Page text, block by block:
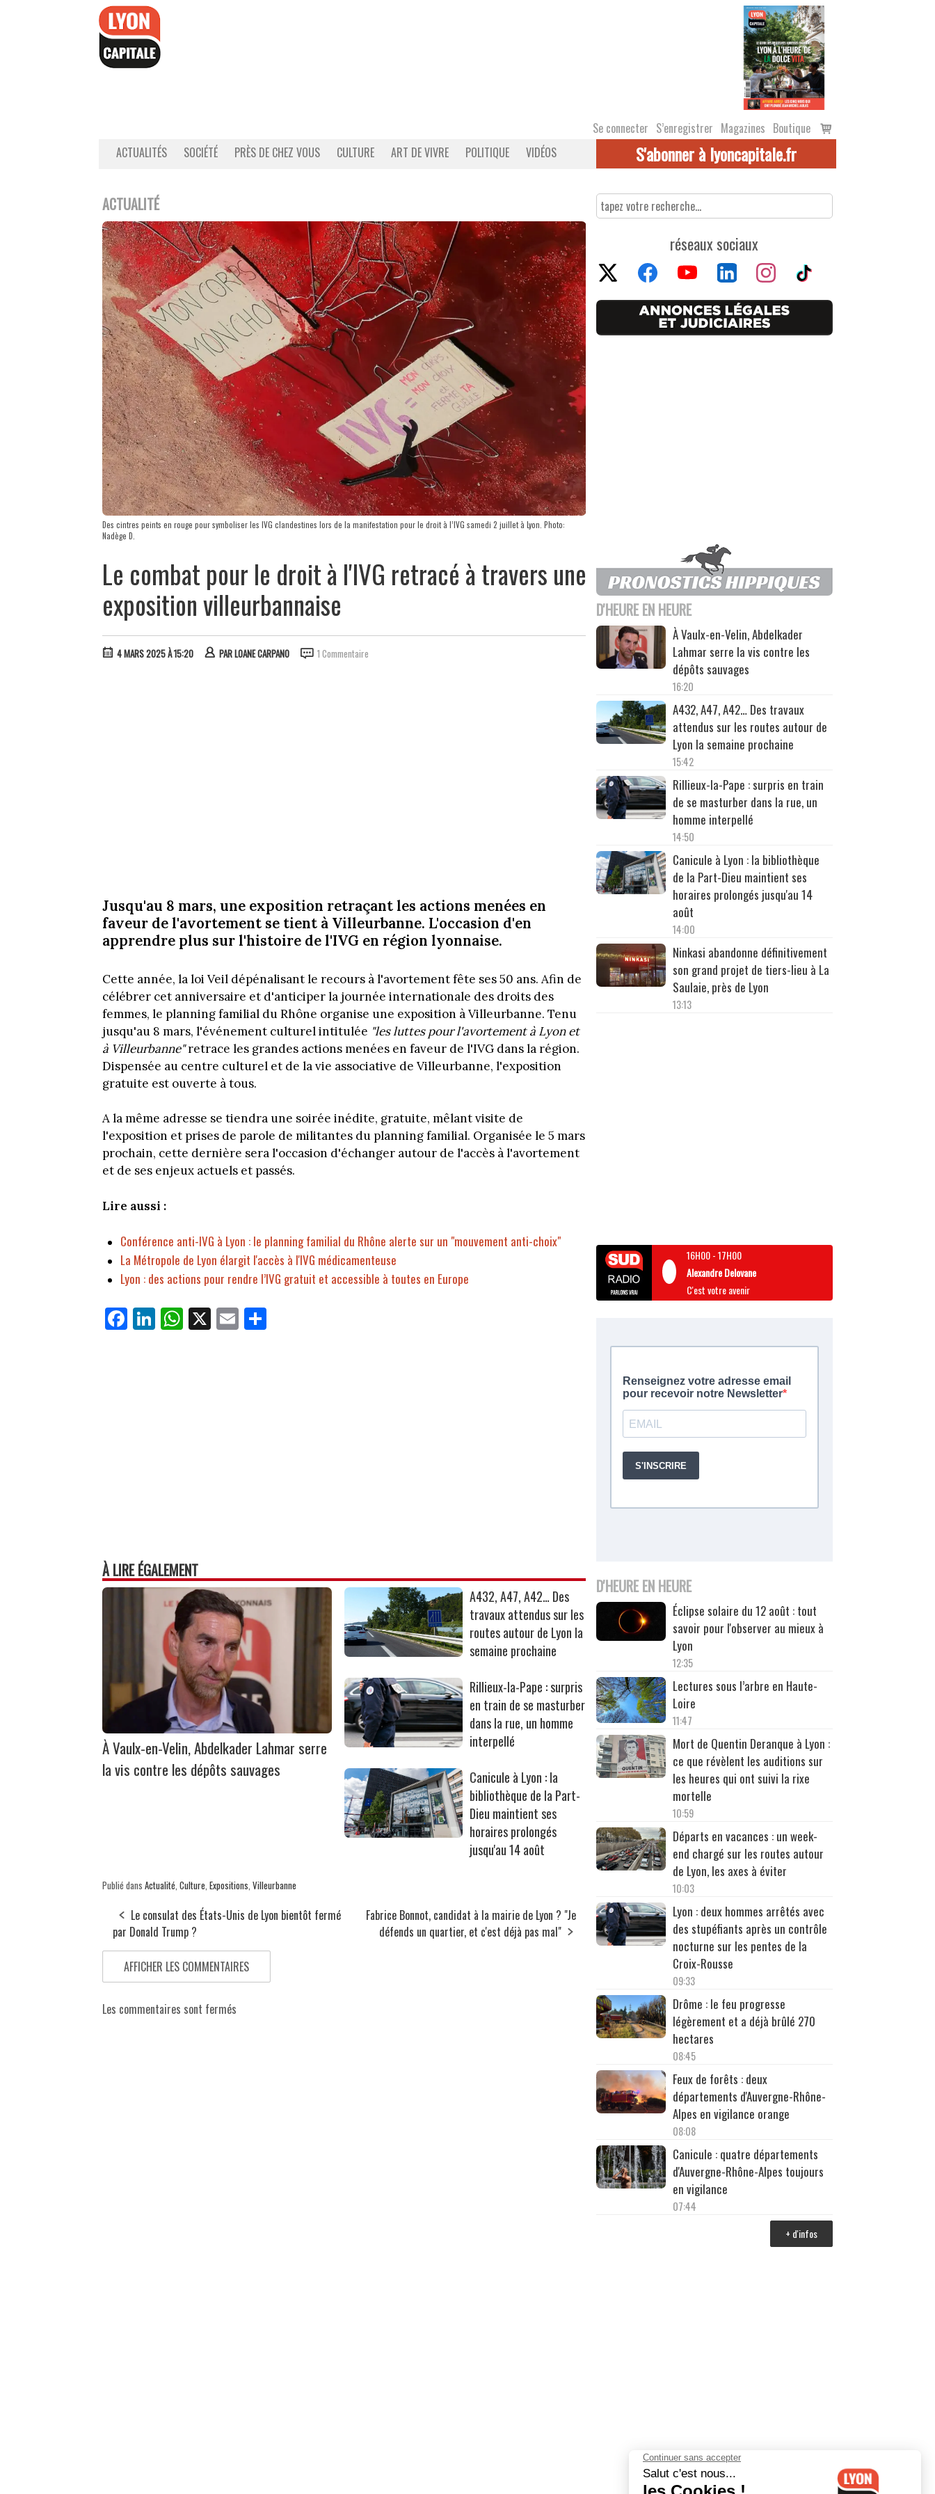
Se connecter S’enregistrer Magazines Boutique
Voir
le
ACTUALITÉS SOCIÉTÉ PRÈS DE CHEZ VOUS CULTURE ART DE VIVRE POLITIQUE VIDÉOS S'abonner à lyoncapitale.fr
ACTUALITÉ
Des cintres peints en rouge pour symboliser les IVG clandestines lors de la manifestation pour le droit à l’IVG samedi 2 juillet à Lyon. Photo:
Nadège D.
Le combat pour le droit à l'IVG retracé à travers une
exposition villeurbannaise
4 MARS 2025 À 15:20 PARLOANE CARPANO 1 Commentaire
Jusqu'au 8 mars, une exposition retraçant les actions menées en
faveur de l'avortement se tient à Villeurbanne. L'occasion d'en
apprendre plus sur l'histoire de l'IVG en région lyonnaise.
Cette année, la loi Veil dépénalisant le recours à l'avortement fête ses 50 ans. Afin de
célébrer cet anniversaire et d'anticiper la journée internationale des droits des
femmes, le planning familial du Rhône organise une exposition à Villeurbanne. Tenu
jusqu'au 8 mars, l'événement culturel intitulée "les luttes pour l'avortement à Lyon et
à Villeurbanne"retrace les grandes actions menées en faveur de l'IVG dans la région.
Dispensée au centre culturel et de la vie associative de Villeurbanne, l'exposition
gratuite est ouverte à tous.
A la même adresse se tiendra une soirée inédite, gratuite, mêlant visite de
l'exposition et prises de parole de militantes du planning familial. Organisée le 5 mars
prochain, cette dernière sera l'occasion d'échanger autour de l'accès à l'avortement
et de ses enjeux actuels et passés.
Lire aussi :
Conférence anti-IVG à Lyon : le planning familial du Rhône alerte sur un "mouvement anti-choix"
La Métropole de Lyon élargit l'accès à l'IVG médicamenteuse
Lyon : des actions pour rendre l’IVG gratuit et accessible à toutes en Europe
Fa
ce
Li
nk
W
ha
X E
m
À LIRE ÉGALEMENT
À Vaulx-en-Velin, Abdelkader Lahmar serre
la vis contre les dépôts sauvages
A432, A47, A42… Des
travaux attendus sur les
routes autour de Lyon la
semaine prochaine
Rillieux-la-Pape : surpris
en train de se masturber
dans la rue, un homme
interpellé
Canicule à Lyon : la
bibliothèque de la Part-
Dieu maintient ses
horaires prolongés
jusqu'au 14 août
Publié dans Actualité Culture Expositions Villeurbanne
Le consulat des États-Unis de Lyon bientôt fermé
par Donald Trump ?
Fabrice Bonnot, candidat à la mairie de Lyon ? "Je
défends un quartier, et c'est déjà pas mal"
AFFICHER LES COMMENTAIRES
Les commentaires sont fermés
réseaux sociaux
D'HEURE EN HEURE
À Vaulx-en-Velin, Abdelkader
Lahmar serre la vis contre les
dépôts sauvages
16:20
A432, A47, A42… Des travaux
attendus sur les routes autour de
Lyon la semaine prochaine
15:42
Rillieux-la-Pape : surpris en train
de se masturber dans la rue, un
homme interpellé
14:50
Canicule à Lyon : la bibliothèque
de la Part-Dieu maintient ses
horaires prolongés jusqu'au 14
août
14:00
Ninkasi abandonne définitivement
son grand projet de tiers-lieu à La
Saulaie, près de Lyon
13:13
16H00-17H00
Alexandre Delovane
C'est votre avenir
D'HEURE EN HEURE
Éclipse solaire du 12 août : tout
savoir pour l'observer au mieux à
Lyon
12:35
Lectures sous l’arbre en Haute-
Loire
11:47
Mort de Quentin Deranque à Lyon :
ce que révèlent les auditions sur
les heures qui ont suivi la rixe
mortelle
10:59
Départs en vacances : un week-
end chargé sur les routes autour
de Lyon, les axes à éviter
10:03
Lyon : deux hommes arrêtés avec
des stupéfiants après un contrôle
nocturne sur les pentes de la
Croix-Rousse
09:33
Drôme : le feu progresse
légèrement et a déjà brûlé 270
hectares
08:45
Feux de forêts : deux
départements d'Auvergne-Rhône-
Alpes en vigilance orange
08:08
Canicule : quatre départements
d'Auvergne-Rhône-Alpes toujours
en vigilance
07:44
+ d'infos